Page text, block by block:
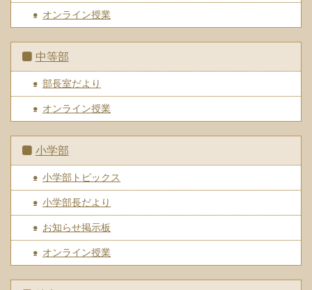
オンライン授業
中等部
部長室だより
オンライン授業
小学部
小学部トピックス
小学部長だより
お知らせ掲示板
オンライン授業